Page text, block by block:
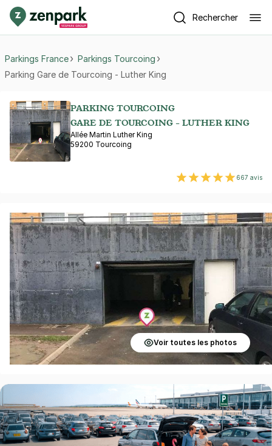
Rechercher
Parkings France
Parkings Tourcoing
Parking Gare de Tourcoing - Luther King
PARKING TOURCOING
GARE DE TOURCOING - LUTHER KING
Allée Martin Luther King
59200 Tourcoing
667 avis
Voir toutes les photos